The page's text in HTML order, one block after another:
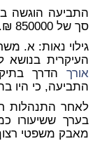
התביעה הוגשה
סך של 850000 ₪.
גילוי נאות: א.
העיקרית בנושא
אורךהדרך בתיק
התביעה, כי היו
לאחר התנהלות
בערך ששיעורו
מאבק משפטי